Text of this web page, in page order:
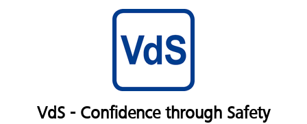
VdS - Confidence through Safety